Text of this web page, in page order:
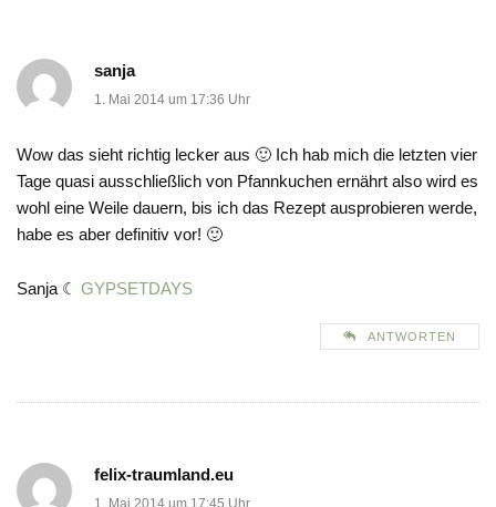
sanja
1. Mai 2014 um 17:36 Uhr
Wow das sieht richtig lecker aus 🙂 Ich hab mich die letzten vier
Tage quasi ausschließlich von Pfannkuchen ernährt also wird es
wohl eine Weile dauern, bis ich das Rezept ausprobieren werde,
habe es aber definitiv vor! 🙂
Sanja ☾ GYPSETDAYS
ANTWORTEN
felix-traumland.eu